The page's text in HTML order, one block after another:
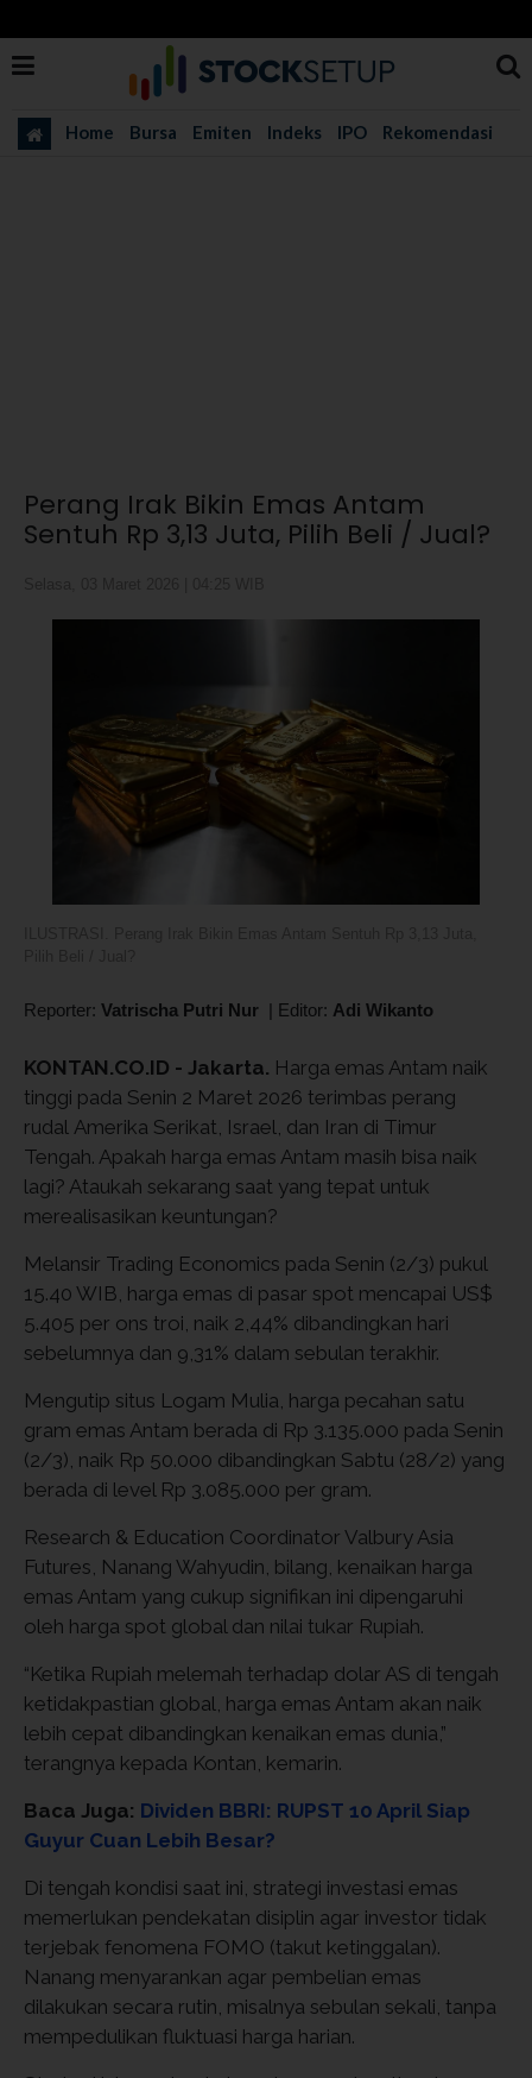
Home Bursa Emiten Indeks IPO Rekomendasi
Perang Irak Bikin Emas Antam
Sentuh Rp 3,13 Juta, Pilih Beli / Jual?
Reporter: Vatrischa Putri Nur | Editor: Adi Wikanto
KONTAN.CO.ID - Jakarta. Harga emas Antam naik
tinggi pada Senin 2 Maret 2026 terimbas perang
rudal Amerika Serikat, Israel, dan Iran di Timur
Tengah. Apakah harga emas Antam masih bisa naik
lagi? Ataukah sekarang saat yang tepat untuk
merealisasikan keuntungan?
Melansir Trading Economics pada Senin (2/3) pukul
15.40 WIB, harga emas di pasar spot mencapai US$
5.405 per ons troi, naik 2,44% dibandingkan hari
sebelumnya dan 9,31% dalam sebulan terakhir.
Mengutip situs Logam Mulia, harga pecahan satu
gram emas Antam berada di Rp 3.135.000 pada Senin
(2/3), naik Rp 50.000 dibandingkan Sabtu (28/2) yang
berada di level Rp 3.085.000 per gram.
Research & Education Coordinator Valbury Asia
Futures, Nanang Wahyudin, bilang, kenaikan harga
emas Antam yang cukup signifikan ini dipengaruhi
oleh harga spot global dan nilai tukar Rupiah.
“Ketika Rupiah melemah terhadap dolar AS di tengah
ketidakpastian global, harga emas Antam akan naik
lebih cepat dibandingkan kenaikan emas dunia,”
terangnya kepada Kontan, kemarin.
Baca Juga: Dividen BBRI: RUPST 10 April Siap
Guyur Cuan Lebih Besar?
Di tengah kondisi saat ini, strategi investasi emas
memerlukan pendekatan disiplin agar investor tidak
terjebak fenomena FOMO (takut ketinggalan).
Nanang menyarankan agar pembelian emas
dilakukan secara rutin, misalnya sebulan sekali, tanpa
mempedulikan fluktuasi harga harian.